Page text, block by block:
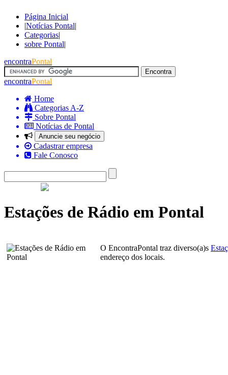
Página Inicial
|Notícias Pontal|
Categorias|
sobre Pontal|
encontraPontal
encontraPontal
Home
Categorias A-Z
Sobre Pontal
Notícias de Pontal
Anuncie seu negócio
Cadastrar empresa
Fale Conosco
Estações de Rádio em Pontal
O EncontraPontal traz diverso(a)s
endereço dos locais.